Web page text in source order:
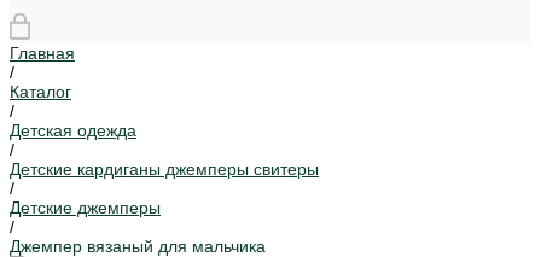
Главная
/
Каталог
/
Детская одежда
/
Детские кардиганы джемперы свитеры
/
Детские джемперы
/
Джемпер вязаный для мальчика